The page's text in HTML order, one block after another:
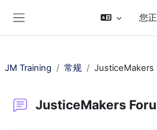
您
JM Training 常规 JusticeMakers
JusticeMakers